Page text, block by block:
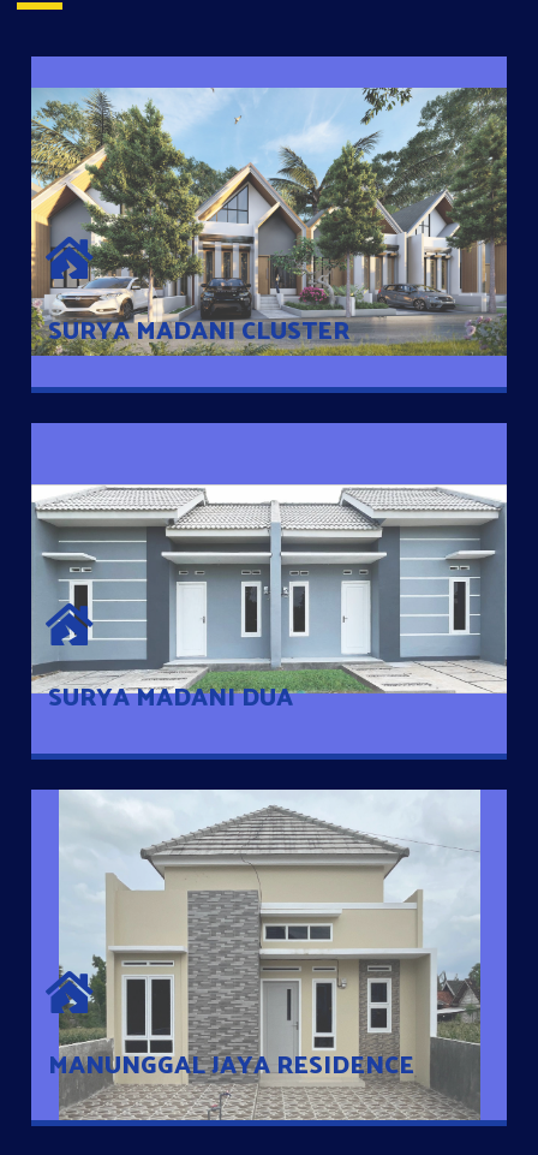
SURYA MADANI CLUSTER
SURYA MADANI CLUSTER
Desain Modern Minimalis dengan Konsep Rumah Pintar
Sehingga Memudahkan Penghuni mengakses rumahnya
dengan Ponsel
SURYA MADANI DUA
SURYA MADANI DUA
Satu-satunya Hunian nyaman dengan harga subsidi hanya 100
jutaan dengan lokasi strategis di Tuban
MANUNGGAL JAYA RESIDENCE
MANUNGGAL JAYA RESIDENCE
Cluster Exclusive dengan one Gate System, terdapat taman
mini dan memiliki jarak 200m dari jalan nasional serta dekat
dengan pusat kota